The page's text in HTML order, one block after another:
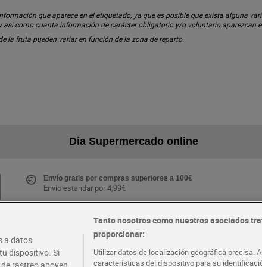
que aparece en el etiquetado, ya que es posible que exista alguna
como cuanta información de carácter obligatorio y/o voluntario aparezcan
la fruta pueden variar en función de la zona de reparto.
Dia Supermercado online
Envío gratis por compras superiores a 100€
Envío estandar por 4,99€
Folletos y Tiendas
cercana
a datos
dispositivo. Si
Tanto nosotros como nuestros asociados
proporcionar:
Utilizar datos de localización geográfica precisa.
características del dispositivo para su